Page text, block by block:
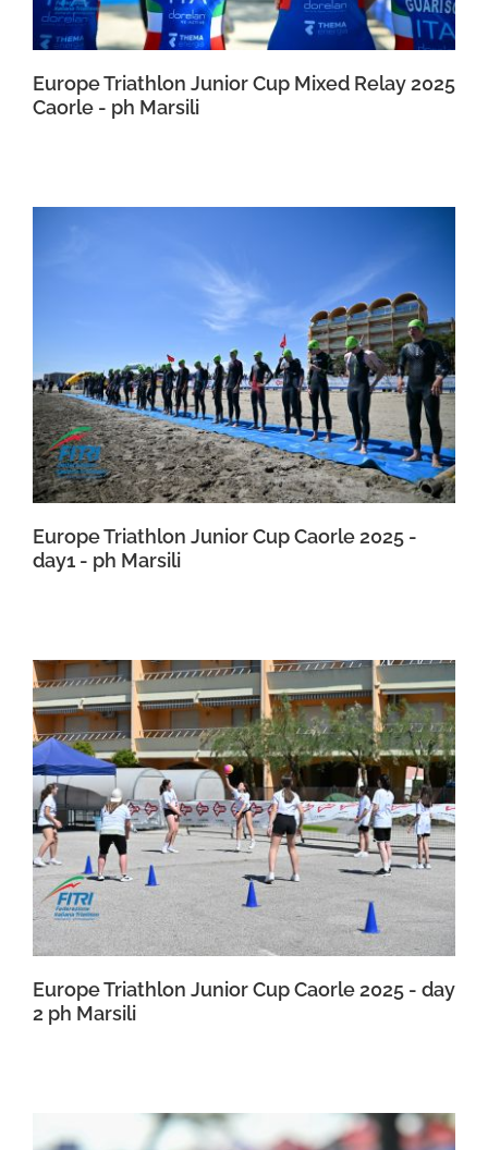
Europe Triathlon Junior Cup Mixed Relay 2025
Caorle - ph Marsili
Europe Triathlon Junior Cup Caorle 2025 -
day1 - ph Marsili
Europe Triathlon Junior Cup Caorle 2025 - day
2 ph Marsili